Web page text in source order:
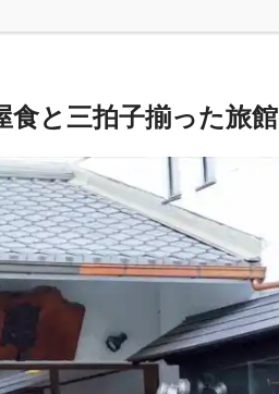
食と三拍子揃った旅館